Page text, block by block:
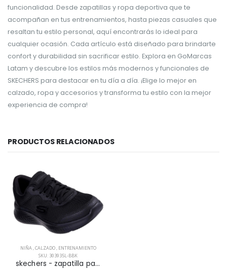
funcionalidad. Desde zapatillas y ropa deportiva que te
acompañan en tus entrenamientos, hasta piezas casuales que
resaltan tu estilo personal, aquí encontrarás lo ideal para
cualquier ocasión. Cada artículo está diseñado para brindarte
confort y durabilidad sin sacrificar estilo. Explora en GoMarcas
Latam y descubre los estilos más modernos y funcionales de
SKECHERS para destacar en tu día a día. ¡Elige lo mejor en
calzado, ropa y accesorios y transforma tu estilo con la mejor
experiencia de compra!
PRODUCTOS RELACIONADOS
NIÑA,CALZADO, ENTRENAMIENTO
SKU: 303935L-BBK
skechers - zapatilla para entrenamiento skech-lite pro para niña jr